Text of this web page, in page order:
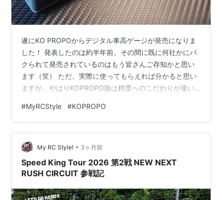
遂にKO PROPOからデジタル車高ゲージが発売になりま
した！ 発表したのは約半年前。その間に既に何社かにパ
クられて発売されているのはもう皆さんご存知かと思い
ます（笑） ただ、実際に使ってもらえれば分かると思い
ますが、やはりKOPROPO版は精度へのこだわりが違い
なセッティング項目です。 0.1mm変わるだけでフィーリ
ングが変わる世界。 だからこそ、「デジタル表示だから
便利」だけでは意味がなく、しっかり正確に測れること
が重要になります。 KOPROPOのデジタル車高ゲージは
約2mm〜38mmまで測定可能。 プローブの長さもかなり
テストしてきた…
#MyRCStyle #KOPROPO
My RC Style! • 3ヶ月前
Speed King Tour 2026 第2戦 NEW NEXT
RUSH CIRCUIT 参戦記